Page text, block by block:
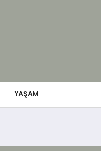
YAŞAM